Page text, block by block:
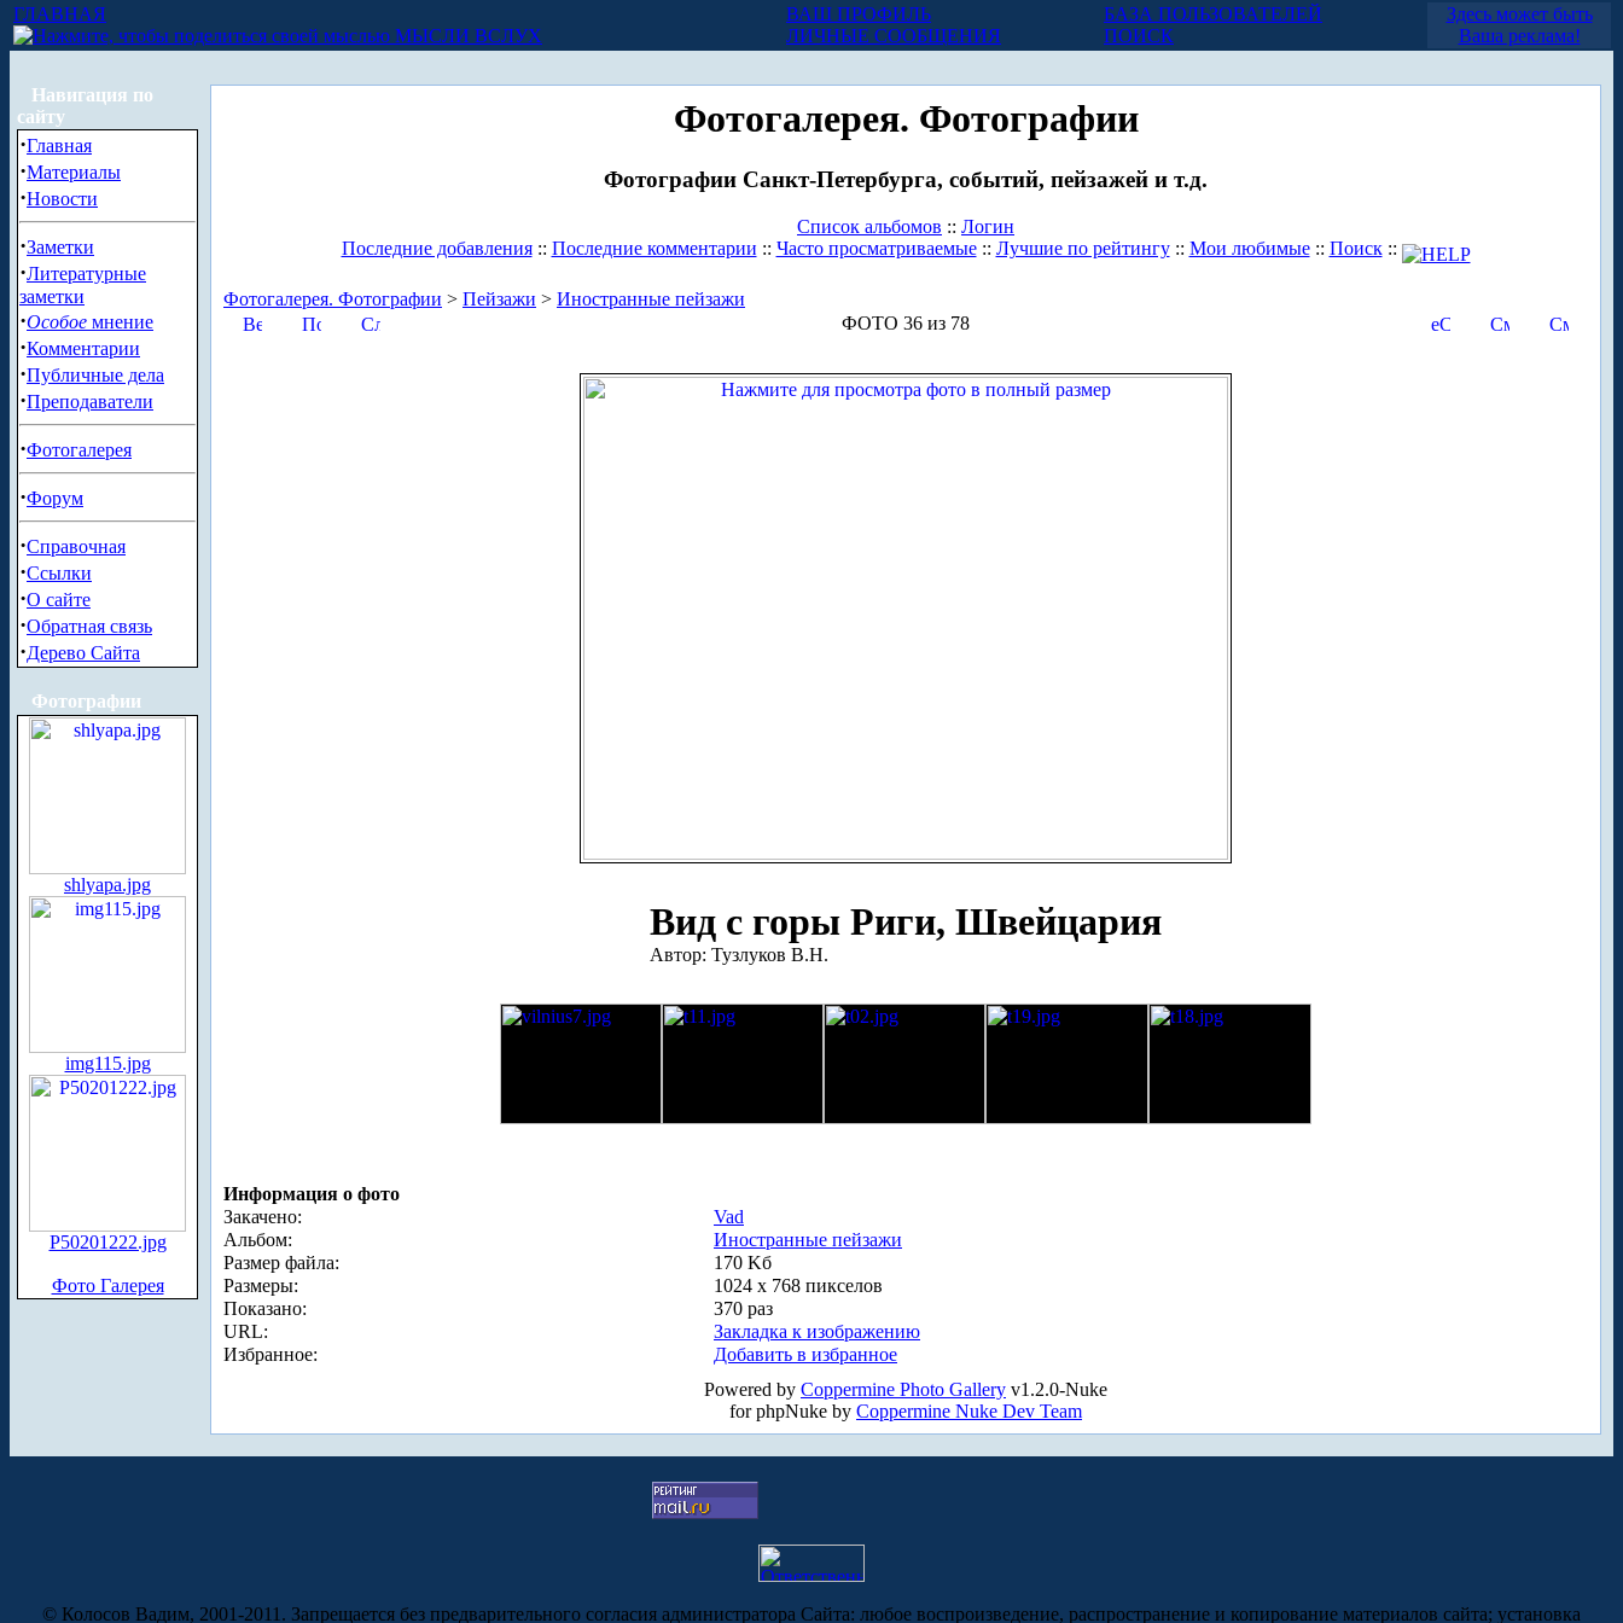
ГЛАВНАЯ
МЫСЛИ ВСЛУХ
ВАШ ПРОФИЛЬ
ЛИЧНЫЕ СООБЩЕНИЯ
БАЗА ПОЛЬЗОВАТЕЛЕЙ
ПОИСК
Здесь может быть
Ваша реклама!
Навигация по
сайту
·Главная
·Материалы
·Новости
·Заметки
·Литературные
заметки
·Особое мнение
·Комментарии
·Публичные дела
·Преподаватели
·Фотогалерея
·Форум
·Справочная
·Ссылки
·О сайте
·Обратная связь
·Дерево Сайта
Фотографии
shlyapa.jpg
img115.jpg
P50201222.jpg
Фото Галерея
Фотогалерея. Фотографии
Фотографии Санкт-Петербурга, событий, пейзажей и т.д.
Список альбомов :: Логин
Последние добавления:: Последние комментарии :: Часто просматриваемые:: Лучшие по рейтингу:: Мои любимые:: Поиск::
Фотогалерея. Фотографии > Пейзажи > Иностранные пейзажи
ФОТО 36 из 78
Вид с горы Риги, Швейцария
Автор: Тузлуков В.Н.
Информация о фото
Закачено:
Vad
Альбом:
Иностранные пейзажи
Размер файла:
170 Kб
Размеры:
1024 x 768 пикселов
Показано:
370 раз
URL:
Закладка к изображению
Избранное:
Добавить в избранное
Powered by Coppermine Photo Gallery v1.2.0-Nuke
for phpNuke by Coppermine Nuke Dev Team
© Колосов Вадим, 2001-2011. Запрещается без предварительного согласия администратора Сайта: любое воспроизведение, распространение и копирование материалов сайта; установка